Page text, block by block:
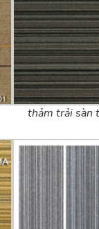
thảm trải sàn